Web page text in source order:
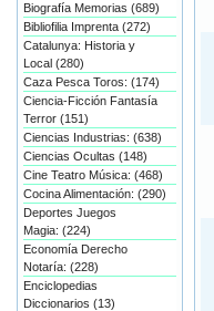
Biografía Memorias (689)
Bibliofilia Imprenta (272)
Catalunya: Historia y
Local (280)
Caza Pesca Toros: (174)
Ciencia-Ficción Fantasía
Terror (151)
Ciencias Industrias: (638)
Ciencias Ocultas (148)
Cine Teatro Música: (468)
Cocina Alimentación: (290)
Deportes Juegos
Magia: (224)
Economía Derecho
Notaría: (228)
Enciclopedias
Diccionarios (13)